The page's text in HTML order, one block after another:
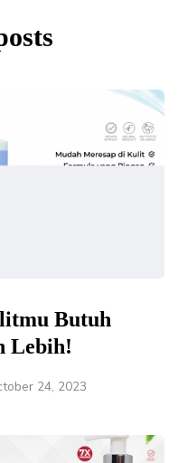
Butuh
Lebih!
24, 2023